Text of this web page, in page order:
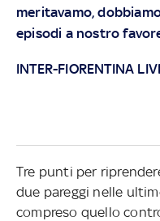
meritavamo,
episodi a nostro
INTER-FIORENTINA
Tre punti per
due pareggi nelle
compreso quello